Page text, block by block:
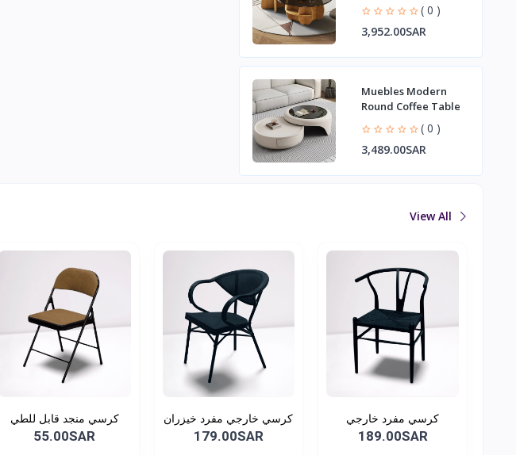
( 0 )
3,952.00SAR
Muebles Modern
Round Coffee Table
( 0 )
3,489.00SAR
View All
كرسي منجد قابل للطي
55.00SAR
كرسي خارجي مفرد خيزران
179.00SAR
كرسي مفرد خارجي
189.00SAR